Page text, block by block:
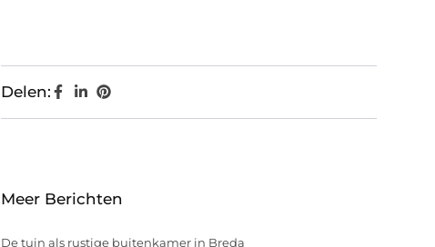
Delen:
Meer Berichten
De tuin als rustige buitenkamer in Breda